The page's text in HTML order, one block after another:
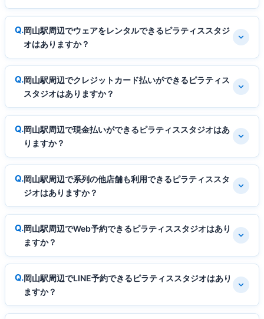
岡山駅周辺でウェアをレンタルできるピラティススタジ
オはありますか？
岡山駅周辺でクレジットカード払いができるピラティス
スタジオはありますか？
岡山駅周辺で現金払いができるピラティススタジオはあ
りますか？
岡山駅周辺で系列の他店舗も利用できるピラティススタ
ジオはありますか？
岡山駅周辺でWeb予約できるピラティススタジオはあり
ますか？
岡山駅周辺でLINE予約できるピラティススタジオはあり
ますか？